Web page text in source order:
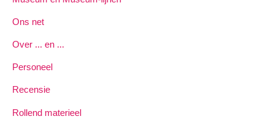
Ons net
Over ... en ...
Personeel
Recensie
Rollend materieel